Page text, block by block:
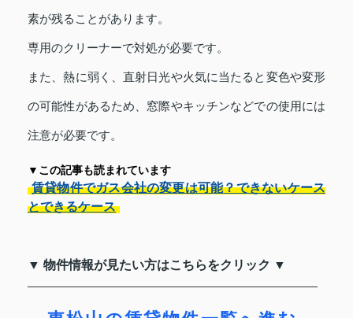
素が残ることがあります。
専用のクリーナーで対処が必要です。
また、熱に弱く、直射日光や火気に当たると変色や変形
の可能性があるため、窓際やキッチンなどでの使用には
注意が必要です。
▼この記事も読まれています
賃貸物件でガス会社の変更は可能？できないケース
とできるケース
▼ 物件情報が見たい方はこちらをクリック ▼